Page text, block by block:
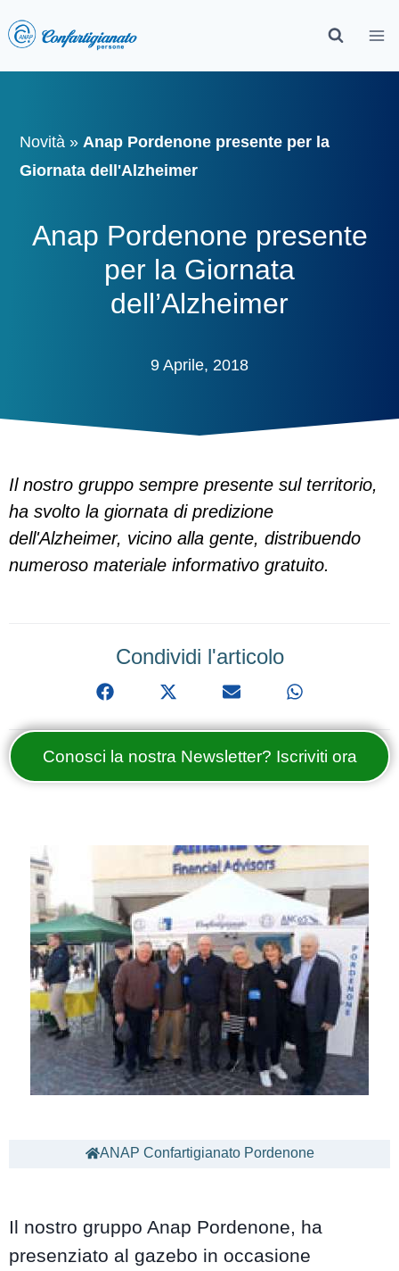
Novità » Anap Pordenone presente per la
Giornata dell'Alzheimer
Anap Pordenone presente
per la Giornata
dell’Alzheimer
9 Aprile, 2018
Il nostro gruppo sempre presente sul territorio,
ha svolto la giornata di predizione
dell'Alzheimer, vicino alla gente, distribuendo
numeroso materiale informativo gratuito.
Condividi l'articolo
Conosci la nostra Newsletter? Iscriviti ora
ANAP Confartigianato Pordenone
Il nostro gruppo Anap Pordenone, ha
presenziato al gazebo in occasione